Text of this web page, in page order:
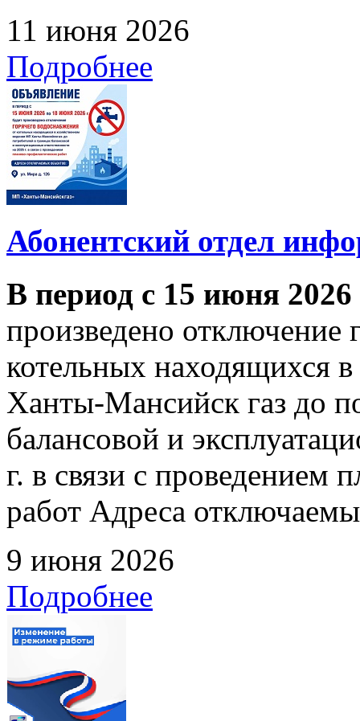
11 июня 2026
Подробнее
Абонентский отдел
В период с 15 июня
произведено отключение
котельных находящихся
Ханты-Мансийск газ до
балансовой и
г. в связи с проведением
работ Адреса
9 июня 2026
Подробнее